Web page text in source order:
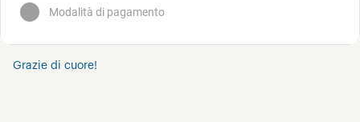
Grazie di cuore!